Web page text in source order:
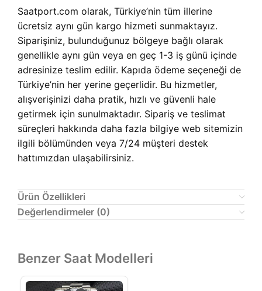
Saatport.com olarak, Türkiye’nin tüm illerine
ücretsiz aynı gün kargo hizmeti sunmaktayız.
Siparişiniz, bulunduğunuz bölgeye bağlı olarak
genellikle aynı gün veya en geç 1-3 iş günü içinde
adresinize teslim edilir. Kapıda ödeme seçeneği de
Türkiye’nin her yerine geçerlidir. Bu hizmetler,
alışverişinizi daha pratik, hızlı ve güvenli hale
getirmek için sunulmaktadır. Sipariş ve teslimat
süreçleri hakkında daha fazla bilgiye web sitemizin
ilgili bölümünden veya 7/24 müşteri destek
hattımızdan ulaşabilirsiniz.
Ürün Özellikleri
Değerlendirmeler (0)
Benzer Saat Modelleri